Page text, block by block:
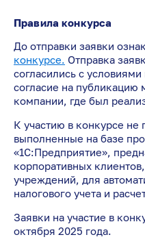
Правила конкурса
До отправки заявки
конкурсе. Отправка
согласились с
согласие на публикацию
компании, где был
К участию в конкурсе
выполненные на базе
«1С:Предприятие»,
корпоративных
учреждений, для
налогового учета и
Заявки на участие в
октября 2025 года.